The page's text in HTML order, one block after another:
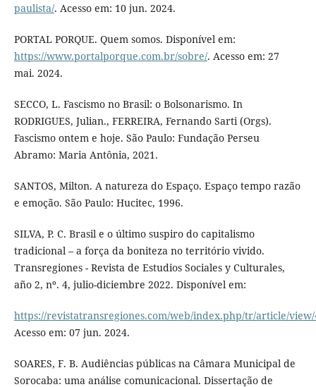
paulista/. Acesso em: 10 jun. 2024.
PORTAL PORQUE. Quem somos. Disponível em:
https://www.portalporque.com.br/sobre/. Acesso em: 27
mai. 2024.
SECCO, L. Fascismo no Brasil: o Bolsonarismo. In
RODRIGUES, Julian., FERREIRA, Fernando Sarti (Orgs).
Fascismo ontem e hoje. São Paulo: Fundação Perseu
Abramo: Maria Antônia, 2021.
SANTOS, Milton. A natureza do Espaço. Espaço tempo razão
e emoção. São Paulo: Hucitec, 1996.
SILVA, P. C. Brasil e o último suspiro do capitalismo
tradicional – a força da boniteza no território vivido.
Transregiones - Revista de Estudios Sociales y Culturales,
año 2, nº. 4, julio-diciembre 2022. Disponível em:
https://revistatransregiones.com/web/index.php/tr/article/view/
Acesso em: 07 jun. 2024.
SOARES, F. B. Audiências públicas na Câmara Municipal de
Sorocaba: uma análise comunicacional. Dissertação de